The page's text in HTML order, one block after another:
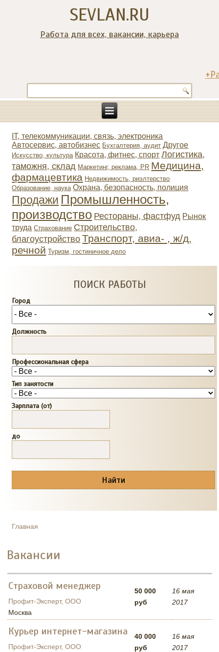
SEVLAN.RU
Работа для всех, вакансии, карьера
IT, телекоммуникации, связь, электроника
Автосервис, автобизнес Бухгалтерия, аудит Другое
Искусство, культура Красота, фитнес, спорт Логистика,
таможня, склад Маркетинг, реклама, PR Медицина,
фармацевтика Недвижимость, риэлтeрство
Образование, наука Охрана, безопасность, полиция
Продажи Промышленность,
производство Рестораны, фастфуд Рынок
труда Страхование Строительство,
благоустройство Транспорт, авиа- , ж/д,
речной Туризм, гостиничное дело
ПОИСК РАБОТЫ
Город
Должность
Профессиональная сфера
Тип занятости
Зарплата (от)
до
ВЫ ЗДЕСЬ
Главная
Вакансии
Страховой менеджер
Профит-Эксперт, ООО
Москва
50 000
руб
16 мая
2017
Курьер интернет-магазина
Профит-Эксперт, ООО
40 000
руб
16 мая
2017